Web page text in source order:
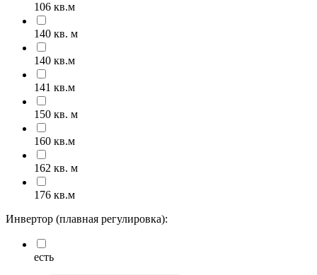
106 кв.м
140 кв. м
140 кв.м
141 кв.м
150 кв. м
160 кв.м
162 кв. м
176 кв.м
Инвертор (плавная регулировка):
есть